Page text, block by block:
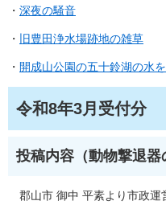
・ 深夜の騒音
・ 旧豊田浄水場跡地の雑草​
・ 開成山公園の五十鈴湖の水
令和8年3月受付分
投稿内容（動物撃退器
郡山市 御中 平素より市政運